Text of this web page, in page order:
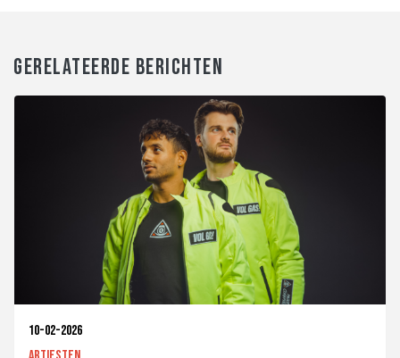
GERELATEERDE BERICHTEN
10-02-2026